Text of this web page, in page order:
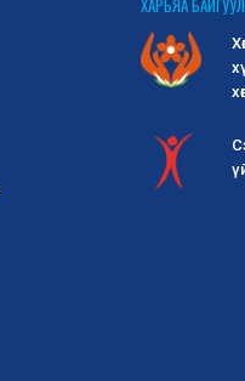
ХАРЬЯА